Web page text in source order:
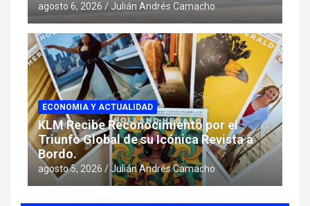
agosto 6, 2026 Julián Andrés Camacho
ECONOMIA Y ACTUALIDAD
KLM Recibe Reconocimiento por el
Triunfo Global de su Icónica Revista a
Bordo.
agosto 5, 2026 Julián Andrés Camacho